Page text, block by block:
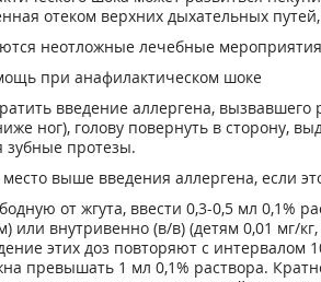
отеком верхних дыхательных
неотложные лечебные
при анафилактическом шоке
введение аллергена,
ног), голову повернуть в сторону,
протезы.
выше введения аллергена, если
от жгута, ввести 0,3-0,5 мл 0,1%
или внутривенно (в/в) (детям 0,01 мг/
этих доз повторяют с интервалом
превышать 1 мл 0,1% раствора.